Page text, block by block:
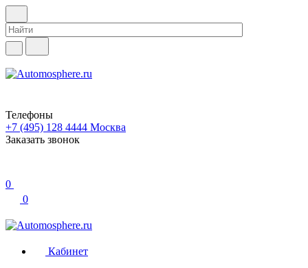
Телефоны
+7 (495) 128 4444 Москва
Заказать звонок
0
0
Кабинет